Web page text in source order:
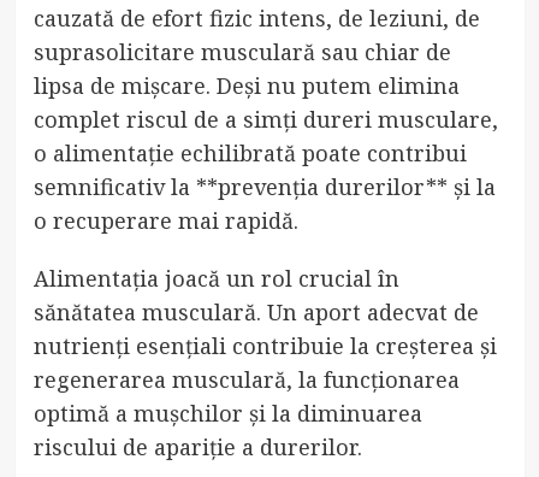
cauzată de efort fizic intens, de leziuni, de
suprasolicitare musculară sau chiar de
lipsa de mișcare. Deși nu putem elimina
complet riscul de a simți dureri musculare,
o alimentație echilibrată poate contribui
semnificativ la **prevenția durerilor** și la
o recuperare mai rapidă.
Alimentația joacă un rol crucial în
sănătatea musculară. Un aport adecvat de
nutrienți esențiali contribuie la creșterea și
regenerarea musculară, la funcționarea
optimă a mușchilor și la diminuarea
riscului de apariție a durerilor.